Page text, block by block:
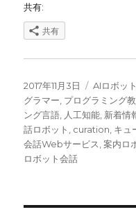
共有:
共有
投
稿
日:
2017年11月3日
カ
テ
ゴ
リ
ー
AIロボット
グラマー プログラミング
ング言語 人工知能 新着情
話ロボット
curation キュ
会話Webサービス ,案内ロ
ロボット会話